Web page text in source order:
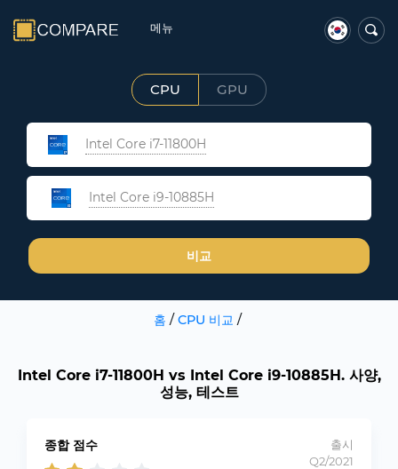
메뉴
CPU GPU
Intel Core i7-11800H
Intel Core i9-10885H
비교
홈 / CPU 비교 /
Intel Core i7-11800H vs Intel Core i9-10885H. 사양,
성능, 테스트
종합 점수
출시
Q2/2021